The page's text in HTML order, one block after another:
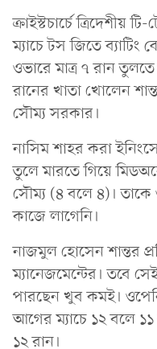
ক্রাইস্টচার্চে ত্রিদেশীয়
ম্যাচে টস জিতে ব্যাটিং
ওভারে মাত্র ৭ রান
রানের খাতা খোলেন
সৌম্য সরকার।
নাসিম শাহর করা
তুলে মারতে গিয়ে
সৌম্য (৪ বলে ৪)। তাকে
কাজে লাগেনি।
নাজমুল হোসেন শান্তর
ম্যানেজমেন্টের। তবে
পারছেন খুব কমই।
আগের ম্যাচে ১২ বলে
১২ রান।